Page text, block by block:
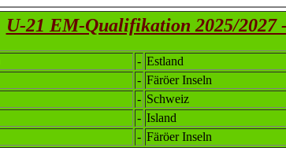
U-21 EM-Qualifikation 2025/2027
- Estland
- Färöer Inseln
- Schweiz
- Island
- Färöer Inseln